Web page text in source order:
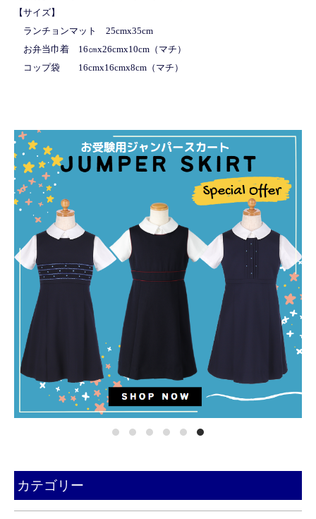
【サイズ】
ランチョンマット 25cmx35cm
お弁当巾着 16㎝x26cmx10cm（マチ）
コップ袋 16cmx16cmx8cm（マチ）
カテゴリー